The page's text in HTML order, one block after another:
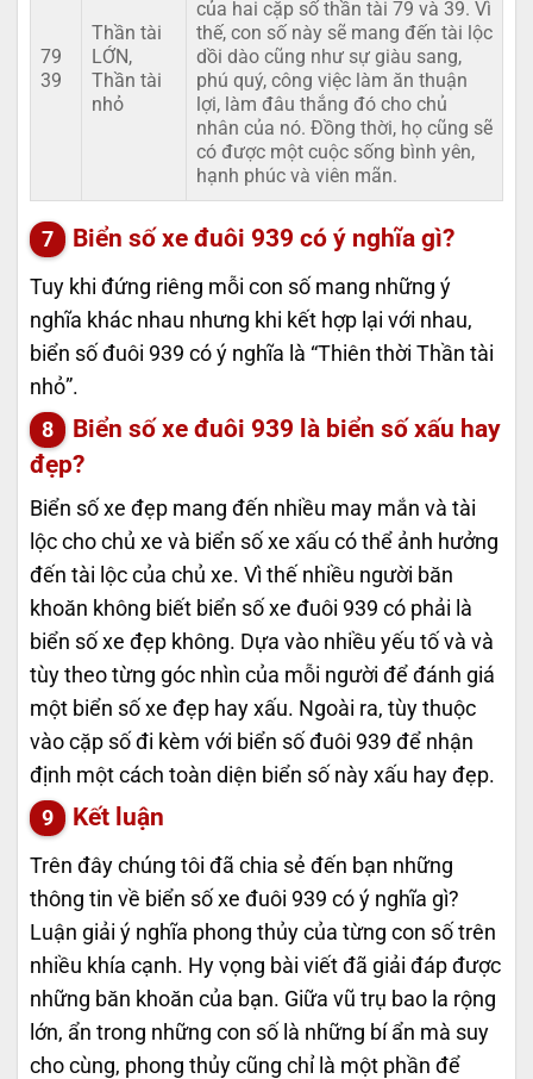
79
39
Thần tài
LỚN,
Thần tài
nhỏ
của hai cặp số thần tài 79 và 39. Vì
thế, con số này sẽ mang đến tài lộc
dồi dào cũng như sự giàu sang,
phú quý, công việc làm ăn thuận
lợi, làm đâu thắng đó cho chủ
nhân của nó. Đồng thời, họ cũng sẽ
có được một cuộc sống bình yên,
hạnh phúc và viên mãn.
Biển số xe đuôi 939 có ý nghĩa gì?
Tuy khi đứng riêng mỗi con số mang những ý
nghĩa khác nhau nhưng khi kết hợp lại với nhau,
biển số đuôi 939 có ý nghĩa là “Thiên thời Thần tài
nhỏ”.
Biển số xe đuôi 939 là biển số xấu hay
đẹp?
Biển số xe đẹp mang đến nhiều may mắn và tài
lộc cho chủ xe và biển số xe xấu có thể ảnh hưởng
đến tài lộc của chủ xe. Vì thế nhiều người băn
khoăn không biết biển số xe đuôi 939 có phải là
biển số xe đẹp không. Dựa vào nhiều yếu tố và và
tùy theo từng góc nhìn của mỗi người để đánh giá
một biển số xe đẹp hay xấu. Ngoài ra, tùy thuộc
vào cặp số đi kèm với biển số đuôi 939 để nhận
định một cách toàn diện biển số này xấu hay đẹp.
Kết luận
Trên đây chúng tôi đã chia sẻ đến bạn những
thông tin về biển số xe đuôi 939 có ý nghĩa gì?
Luận giải ý nghĩa phong thủy của từng con số trên
nhiều khía cạnh. Hy vọng bài viết đã giải đáp được
những băn khoăn của bạn. Giữa vũ trụ bao la rộng
lớn, ẩn trong những con số là những bí ẩn mà suy
cho cùng, phong thủy cũng chỉ là một phần để